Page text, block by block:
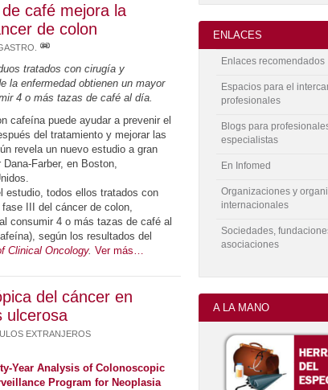
café mejora la
de colon
tratados con cirugía y
la enfermedad obtienen un mayor
4 o más tazas de café al día.
cafeína puede ayudar a prevenir el
del tratamiento y mejorar las
revela un nuevo estudio a gran
Farber, en Boston,
estudio, todos ellos tratados con
III del cáncer de colon,
consumir 4 o más tazas de café al
según los resultados del
Clinical Oncology. Ver más…
del cáncer en
ulcerosa
EXTRANJEROS
Year Analysis of Colonoscopic
Program for Neoplasia
ENLACES
Enlaces recomendados
Espacios para el
profesionales
Blogs para
especialistas
En Infomed
Organizaciones y
internacionales
Sociedades,
asociaciones
A LA MANO